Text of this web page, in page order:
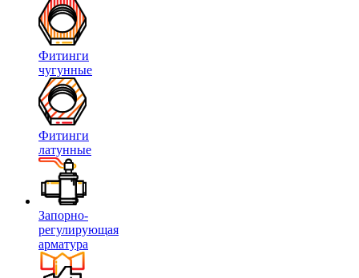
Фитинги
чугунные
Фитинги
латунные
Запорно-
регулирующая
арматура